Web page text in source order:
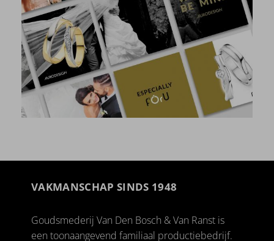
VAKMANSCHAP SINDS 1948
Goudsmederij Van Den Bosch & Van Ranst is
een toonaangevend familiaal productiebedrijf.